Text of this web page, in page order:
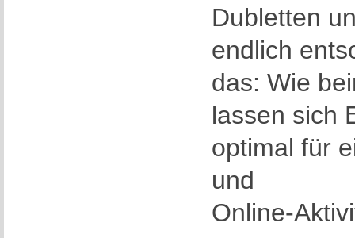
Dubletten
endlich
das: Wie
lassen sich
optimal für
und
Online-